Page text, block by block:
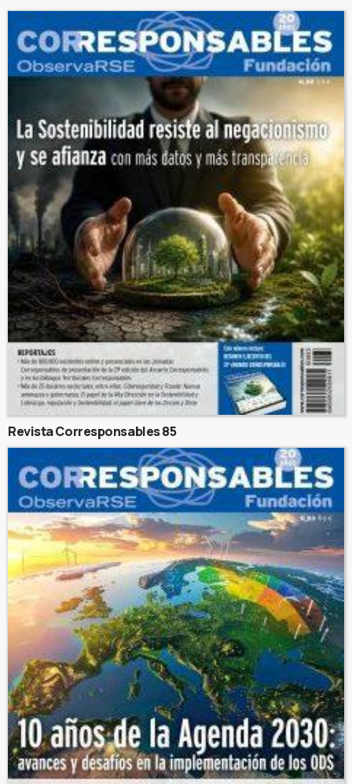
Revista Corresponsables 85